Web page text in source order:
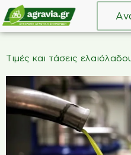
Τιμές και τάσεις